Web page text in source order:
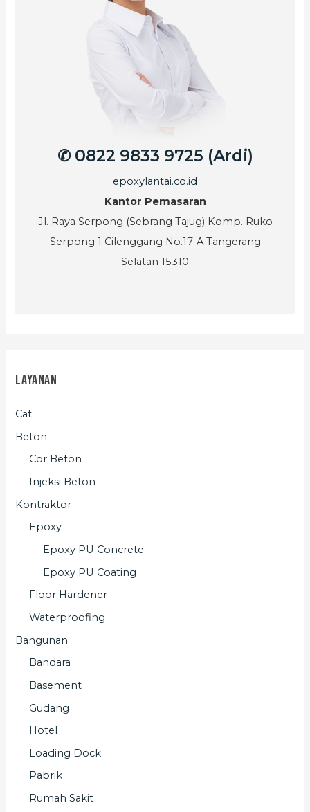
✆ 0822 9833 9725 (Ardi)
epoxylantai.co.id
Kantor Pemasaran
Jl. Raya Serpong (Sebrang Tajug) Komp. Ruko
Serpong 1 Cilenggang No.17-A Tangerang
Selatan 15310
Layanan
Cat
Beton
Cor Beton
Injeksi Beton
Kontraktor
Epoxy
Epoxy PU Concrete
Epoxy PU Coating
Floor Hardener
Waterproofing
Bangunan
Bandara
Basement
Gudang
Hotel
Loading Dock
Pabrik
Rumah Sakit